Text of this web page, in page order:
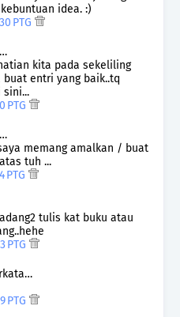
idea. :)
PTG
kita pada sekeliling
entri yang baik..tq
sini...
PTG
memang amalkan / buat
tuh ...
PTG
tulis kat buku atau
PTG
PTG